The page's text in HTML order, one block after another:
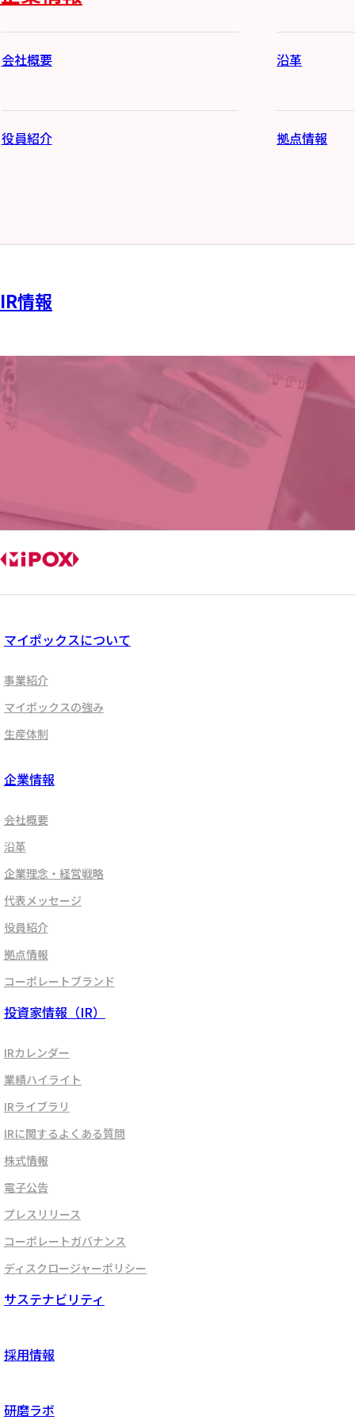
会社概要 沿革
役員紹介 拠点情報
IR情報
マイポックスについて
事業紹介
マイポックスの強み
生産体制
企業情報
会社概要
沿革
企業理念・経営戦略
代表メッセージ
役員紹介
拠点情報
コーポレートブランド
投資家情報（IR）
IRカレンダー
業績ハイライト
IRライブラリ
IRに関するよくある質問
株式情報
電子公告
プレスリリース
コーポレートガバナンス
ディスクロージャーポリシー
サステナビリティ
採用情報
研磨ラボ